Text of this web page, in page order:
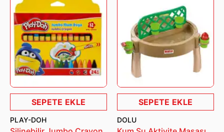
SEPETE EKLE
PLAY-DOH
SEPETE EKLE
DOLU